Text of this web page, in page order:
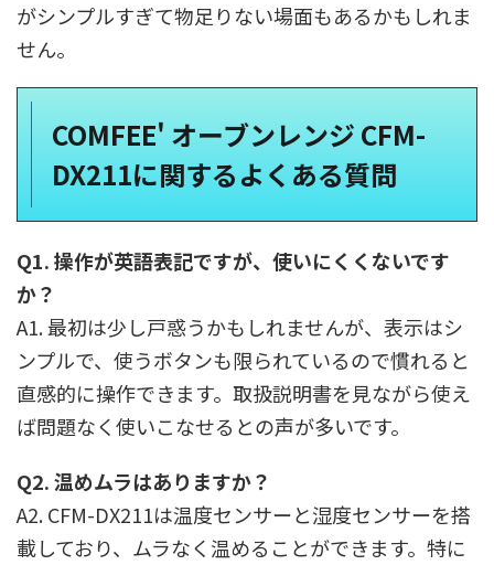
がシンプルすぎて物足りない場面もあるかもしれま
せん。
COMFEE' オーブンレンジ CFM-
DX211に関するよくある質問
Q1. 操作が英語表記ですが、使いにくくないです
か？
A1. 最初は少し戸惑うかもしれませんが、表示はシ
ンプルで、使うボタンも限られているので慣れると
直感的に操作できます。取扱説明書を見ながら使え
ば問題なく使いこなせるとの声が多いです。
Q2. 温めムラはありますか？
A2. CFM-DX211は温度センサーと湿度センサーを搭
載しており、ムラなく温めることができます。特に